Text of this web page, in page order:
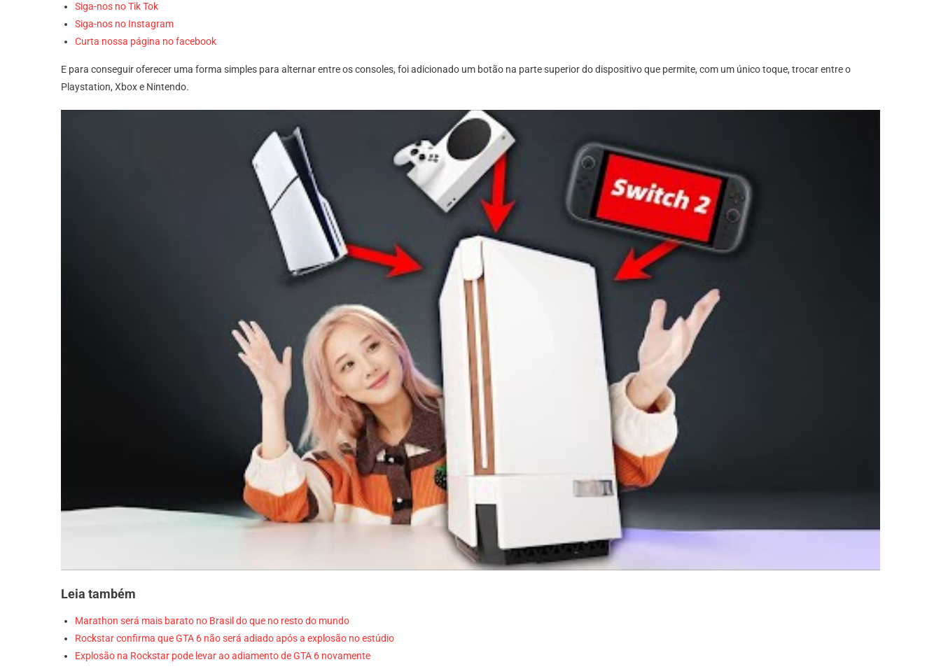
Siga-nos no Tik Tok
Siga-nos no Instagram
Curta nossa página no facebook
E para conseguir oferecer uma forma simples para alternar entre os consoles, foi adicionado um botão na parte superior do dispositivo que permite, com um único toque, trocar entre o
Playstation, Xbox e Nintendo.
Leia também
Marathon será mais barato no Brasil do que no resto do mundo
Rockstar confirma que GTA 6 não será adiado após a explosão no estúdio
Explosão na Rockstar pode levar ao adiamento de GTA 6 novamente